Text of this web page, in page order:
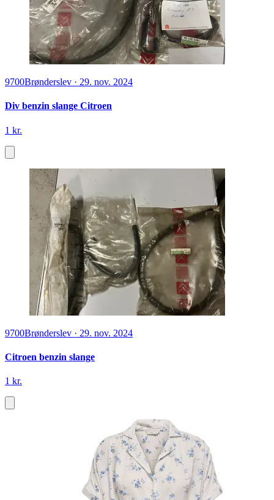
9700Brønderslev · 29. nov. 2024
Div benzin slange Citroen
1 kr.
9700Brønderslev · 29. nov. 2024
Citroen benzin slange
1 kr.